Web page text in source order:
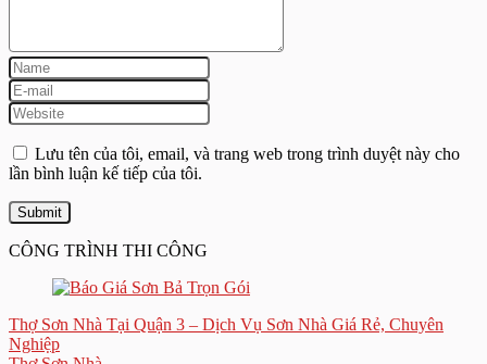
Lưu tên của tôi, email, và trang web trong trình duyệt này cho
lần bình luận kế tiếp của tôi.
CÔNG TRÌNH THI CÔNG
Thợ Sơn Nhà Tại Quận 3 – Dịch Vụ Sơn Nhà Giá Rẻ, Chuyên
Nghiệp